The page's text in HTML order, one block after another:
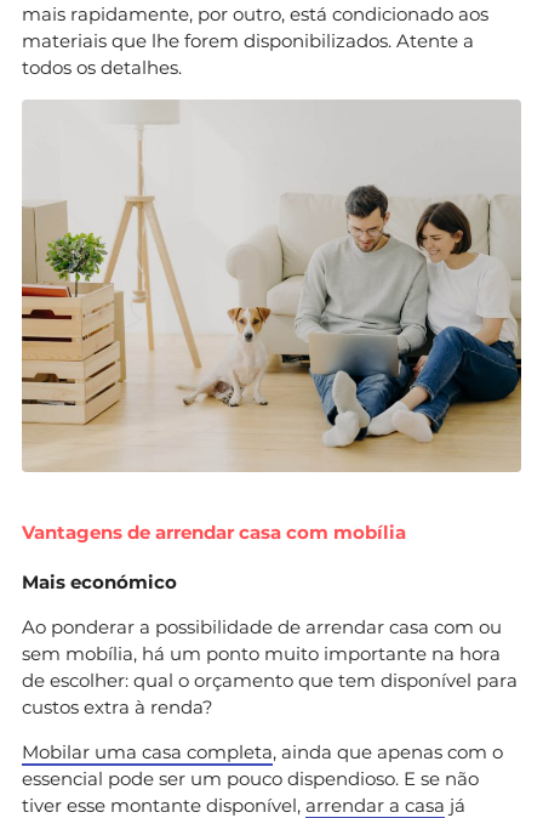
mais rapidamente, por outro, está condicionado aos
materiais que lhe forem disponibilizados. Atente a
todos os detalhes.
Vantagens de arrendar casa com mobília
Mais económico
Ao ponderar a possibilidade de arrendar casa com ou
sem mobília, há um ponto muito importante na hora
de escolher: qual o orçamento que tem disponível para
custos extra à renda?
Mobilar uma casa completa, ainda que apenas com o
essencial pode ser um pouco dispendioso. E se não
tiver esse montante disponível, arrendar a casa já